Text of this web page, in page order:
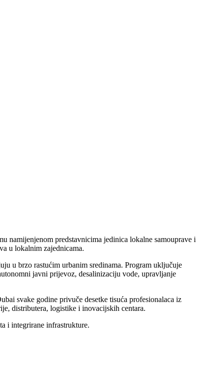
namijenjenom predstavnicima jedinica lokalne samouprave i
u lokalnim zajednicama.
u brzo rastućim urbanim sredinama. Program uključuje
javni prijevoz, desalinizaciju vode, upravljanje
svake godine privuče desetke tisuća profesionalaca iz
distributera, logistike i inovacijskih centara.
i integrirane infrastrukture.